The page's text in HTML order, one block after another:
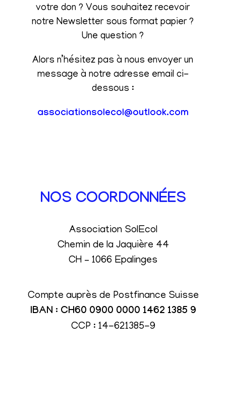
votre don ? Vous souhaitez recevoir
notre Newsletter sous format papier ?
Une question ?
Alors n’hésitez pas à nous envoyer un
message à notre adresse email ci-
dessous :
associationsolecol@outlook.com
NOS COORDONNÉES
Association SolEcol
Chemin de la Jaquière 44
CH – 1066 Epalinges
Compte auprès de Postfinance Suisse
IBAN : CH60 0900 0000 1462 1385 9
CCP : 14-621385-9